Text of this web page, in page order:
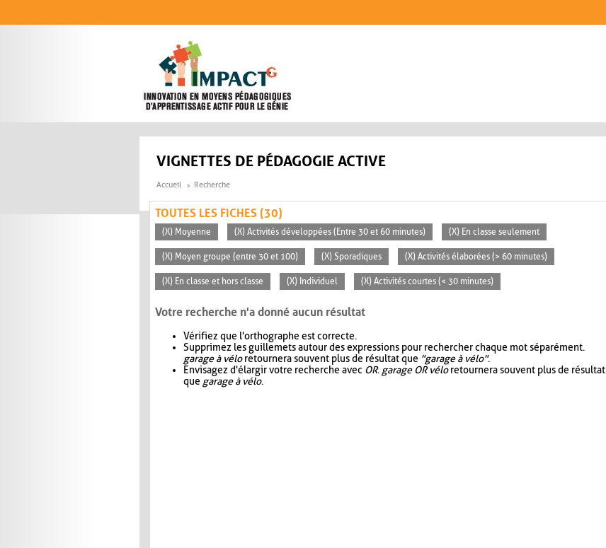
VIGNETTES DE PÉDAGOGIE ACTIVE
Accueil Recherche
TOUTES LES FICHES (30)
(X) Moyenne (X) Activités développées (Entre 30 et 60 minutes) (X) En classe seulement
(X) Moyen groupe (entre 30 et 100) (X) Sporadiques (X) Activités élaborées (> 60 minutes)
(X) En classe et hors classe (X) Individuel (X) Activités courtes (< 30 minutes)
Votre recherche n'a donné aucun résultat
Vérifiez que l'orthographe est correcte.
Supprimez les guillemets autour des expressions pour rechercher chaque mot séparément.
garage à véloretournera souvent plus de résultat que "garage à vélo".
Envisagez d'élargir votre recherche avec OR. garage OR véloretournera souvent plus de résultat
que garage à vélo.